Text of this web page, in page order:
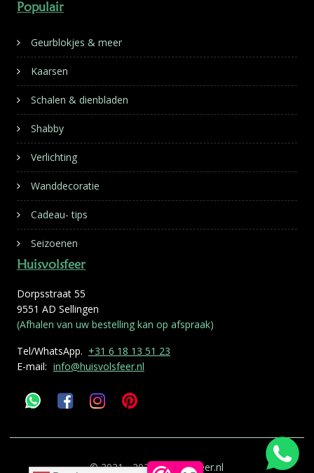
Populair
Geurblokjes & meer
Kaarsen
Schalen & dienbladen
Shabby
Verlichting
Wanddecoratie
Cadeau- tips
Seizoenen
Huisvolsfeer
Dorpsstraat 55
9551 AD Sellingen
(Afhalen van uw bestelling kan op afspraak)
Tel/WhatsApp. +31 6 18 13 51 23
E-mail: info@huisvolsfeer.nl
© 2021 - 2026Huisvolsfeer.nl